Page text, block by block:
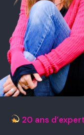
20 ans